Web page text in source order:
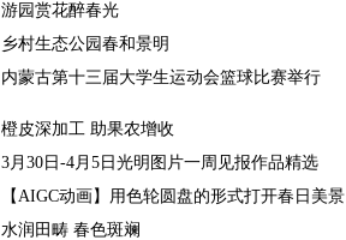
游园赏花醉春光
乡村生态公园春和景明
内蒙古第十三届大学生运动会篮球比赛举行
橙皮深加工 助果农增收
3月30日-4月5日光明图片一周见报作品精选
【AIGC动画】用色轮圆盘的形式打开春日美景
水润田畴 春色斑斓